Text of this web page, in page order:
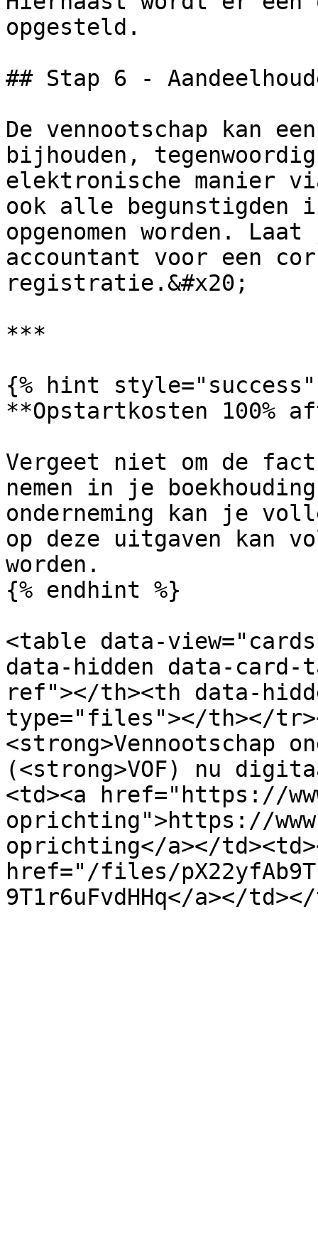
opgesteld.
## Stap 6 -
De vennootschap kan
bijhouden,
elektronische manier
ook alle begunstigden
opgenomen worden.
accountant voor een
registratie.&#x20;
***
{% hint style="success"
**Opstartkosten 100%
Vergeet niet om de
nemen in je
onderneming kan je
op deze uitgaven kan
worden.
{% endhint %}
<table data-
data-hidden data-
ref"></th><th data-
type="files"></th></
<strong>Vennootschap
(<strong>VOF) nu
<td><a href="https://
oprichting">https://
oprichting</a></
href="/files/